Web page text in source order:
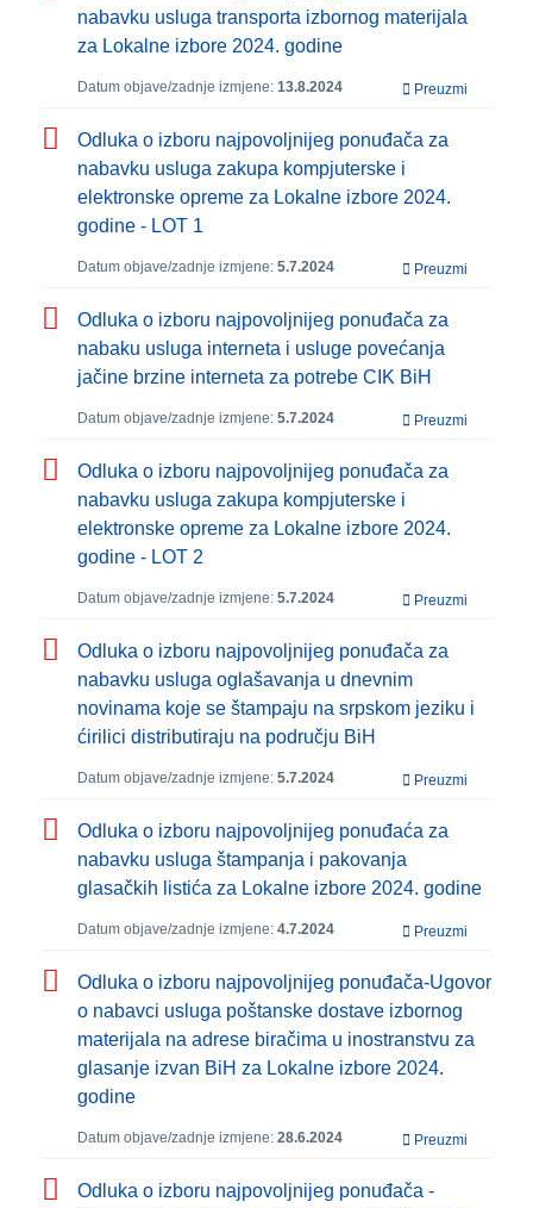
nabavku usluga transporta izbornog materijala
za Lokalne izbore 2024. godine
Datum objave/zadnje izmjene: 13.8.2024 Preuzmi
Odluka o izboru najpovoljnijeg ponuđača za
nabavku usluga zakupa kompjuterske i
elektronske opreme za Lokalne izbore 2024.
godine - LOT 1
Datum objave/zadnje izmjene: 5.7.2024 Preuzmi
Odluka o izboru najpovoljnijeg ponuđača za
nabaku usluga interneta i usluge povećanja
jačine brzine interneta za potrebe CIK BiH
Datum objave/zadnje izmjene: 5.7.2024 Preuzmi
Odluka o izboru najpovoljnijeg ponuđača za
nabavku usluga zakupa kompjuterske i
elektronske opreme za Lokalne izbore 2024.
godine - LOT 2
Datum objave/zadnje izmjene: 5.7.2024 Preuzmi
Odluka o izboru najpovoljnijeg ponuđača za
nabavku usluga oglašavanja u dnevnim
novinama koje se štampaju na srpskom jeziku i
ćirilici distributiraju na području BiH
Datum objave/zadnje izmjene: 5.7.2024 Preuzmi
Odluka o izboru najpovoljnijeg ponuđaća za
nabavku usluga štampanja i pakovanja
glasačkih listića za Lokalne izbore 2024. godine
Datum objave/zadnje izmjene: 4.7.2024 Preuzmi
Odluka o izboru najpovoljnijeg ponuđača-Ugovor
o nabavci usluga poštanske dostave izbornog
materijala na adrese biračima u inostranstvu za
glasanje izvan BiH za Lokalne izbore 2024.
godine
Datum objave/zadnje izmjene: 28.6.2024 Preuzmi
Odluka o izboru najpovoljnijeg ponuđača -